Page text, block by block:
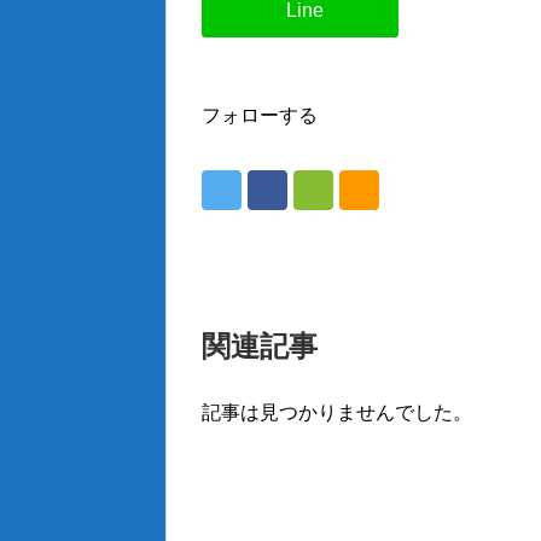
フォローする
関連記事
記事は見つかりませんでした。